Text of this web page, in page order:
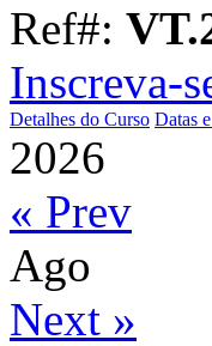
Ref#:
Inscreva-
Detalhes do Curso Datas
2026
« Prev
Ago
Next »